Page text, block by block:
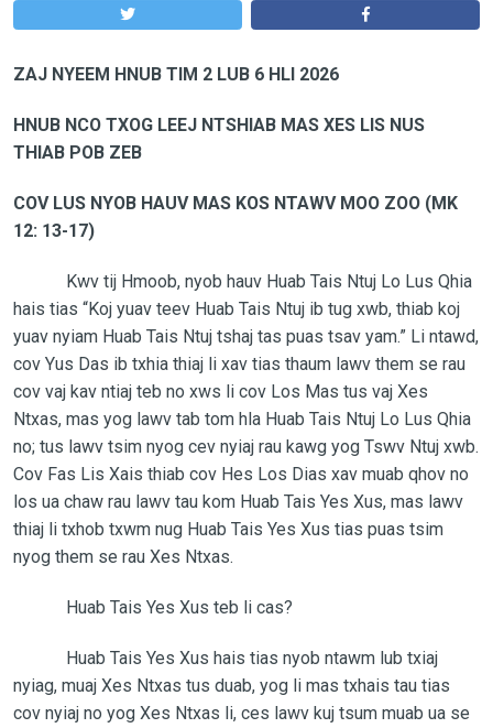
ZAJ NYEEM HNUB TIM 2 LUB 6 HLI 2026
HNUB NCO TXOG LEEJ NTSHIAB MAS XES LIS NUS
THIAB POB ZEB
COV LUS NYOB HAUV MAS KOS NTAWV MOO ZOO (MK
12: 13-17)
Kwv tij Hmoob, nyob hauv Huab Tais Ntuj Lo Lus Qhia
hais tias “Koj yuav teev Huab Tais Ntuj ib tug xwb, thiab koj
yuav nyiam Huab Tais Ntuj tshaj tas puas tsav yam.” Li ntawd,
cov Yus Das ib txhia thiaj li xav tias thaum lawv them se rau
cov vaj kav ntiaj teb no xws li cov Los Mas tus vaj Xes
Ntxas, mas yog lawv tab tom hla Huab Tais Ntuj Lo Lus Qhia
no; tus lawv tsim nyog cev nyiaj rau kawg yog Tswv Ntuj xwb.
Cov Fas Lis Xais thiab cov Hes Los Dias xav muab qhov no
los ua chaw rau lawv tau kom Huab Tais Yes Xus, mas lawv
thiaj li txhob txwm nug Huab Tais Yes Xus tias puas tsim
nyog them se rau Xes Ntxas.
Huab Tais Yes Xus teb li cas?
Huab Tais Yes Xus hais tias nyob ntawm lub txiaj
nyiag, muaj Xes Ntxas tus duab, yog li mas txhais tau tias
cov nyiaj no yog Xes Ntxas li, ces lawv kuj tsum muab ua se